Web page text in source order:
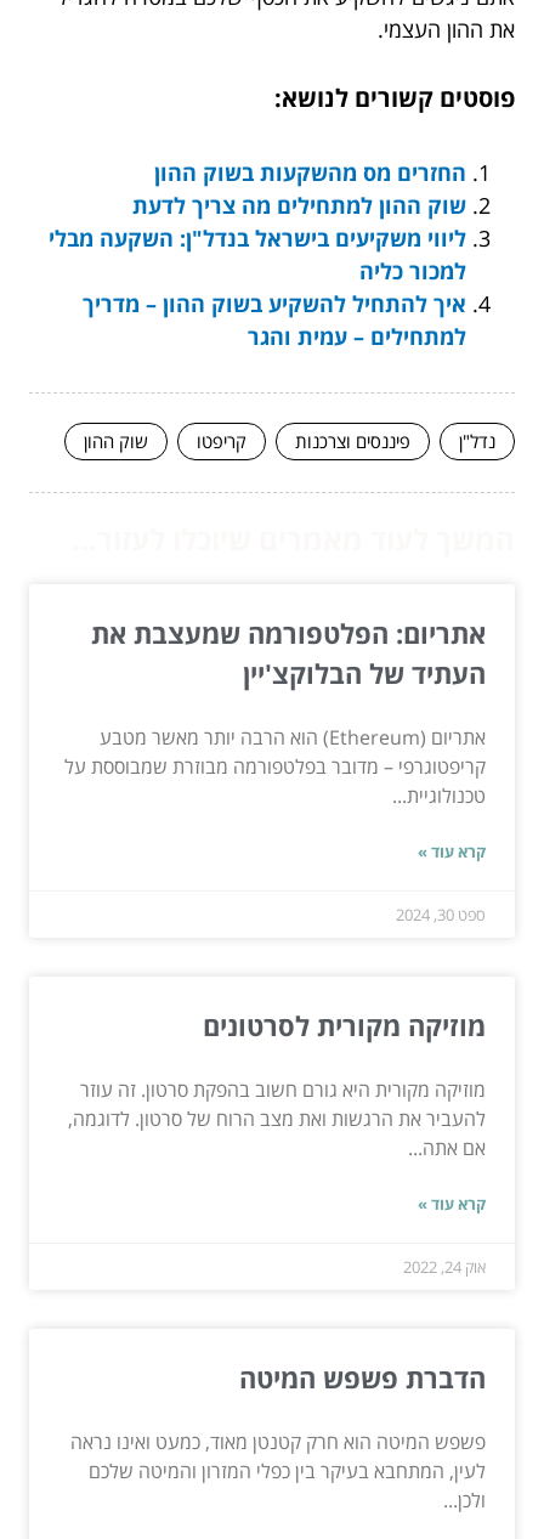
את ההון העצמי.
פוסטים קשורים לנושא:
החזרים מס מהשקעות בשוק ההון
שוק ההון למתחילים מה צריך לדעת
ליווי משקיעים בישראל בנדל"ן: השקעה מבלי
למכור כליה
איך להתחיל להשקיע בשוק ההון – מדריך
למתחילים – עמית והגר
נדל"ן פיננסים וצרכנות קריפטו שוק ההון
אתריום: הפלטפורמה שמעצבת את
העתיד של הבלוקצ'יין
אתריום (Ethereum) הוא הרבה יותר מאשר מטבע
קריפטוגרפי – מדובר בפלטפורמה מבוזרת שמבוססת על
טכנולוגיית...
קרא עוד »
ספט 30, 2024
מוזיקה מקורית לסרטונים
מוזיקה מקורית היא גורם חשוב בהפקת סרטון. זה עוזר
להעביר את הרגשות ואת מצב הרוח של סרטון. לדוגמה,
אם אתה...
קרא עוד »
אוק 24, 2022
הדברת פשפש המיטה
פשפש המיטה הוא חרק קטנטן מאוד, כמעט ואינו נראה
לעין, המתחבא בעיקר בין כפלי המזרון והמיטה שלכם
ולכן...